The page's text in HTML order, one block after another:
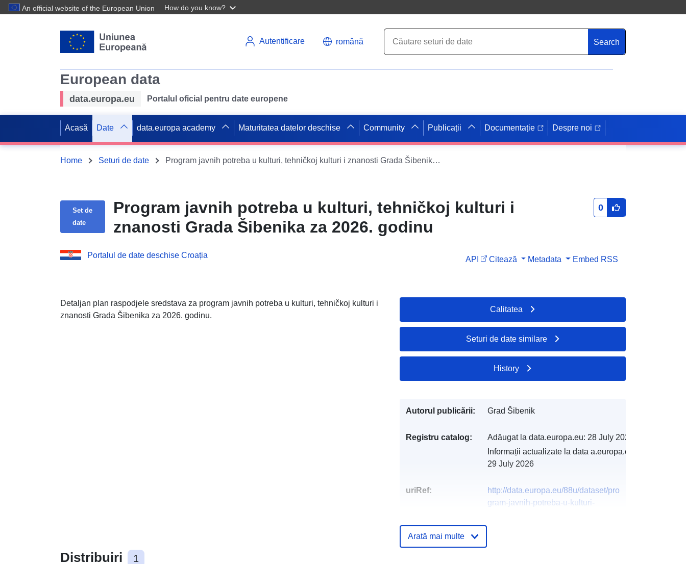
An official website of the European Union How do you know?
Autentificare română Search
European data
data.europa.eu Portalul oficial pentru date europene
Acasă Date data.europa academy Maturitatea datelor deschise Community Publicații Documentație Despre noi
Home Seturi de date Program javnih potreba u kulturi, tehničkoj kulturi i znanosti Grada Šibenika za 2026. godinu
Set de
date
Program javnih potreba u kulturi, tehničkoj kulturi i
znanosti Grada Šibenika za 2026. godinu
0
Portalul de date deschise Croația API Citează Metadata Embed RSS
Detaljan plan raspodjele sredstava za program javnih potreba u kulturi, tehničkoj kulturi i
znanosti Grada Šibenika za 2026. godinu.
Distribuiri 1
Calitatea
Seturi de date similare
History
Autorul publicării: Grad Šibenik
Registru catalog: Adăugat la data.europa.eu: 28 July 2026
Informații actualizate la data a.europa.eu:
29 July 2026
uriRef:
http://data.europa.eu/88u/dataset/pro
gram-javnih-potreba-u-kulturi-
Arată mai multe